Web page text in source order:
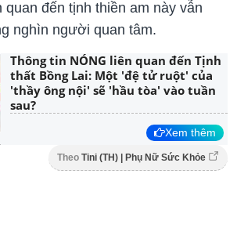
quan đến tịnh thiền am này vẫn
nghìn người quan tâm.
Thông tin NÓNG liên quan đến Tịnh
thất Bồng Lai: Một 'đệ tử ruột' của
'thầy ông nội' sẽ 'hầu tòa' vào tuần
sau?
Xem thêm
Theo Tini (TH) | Phụ Nữ Sức Khỏe